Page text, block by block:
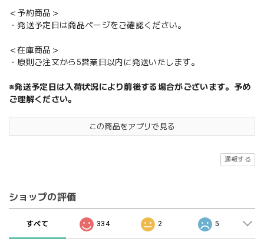
＜予約商品＞
・発送予定日は商品ページをご確認ください。
＜在庫商品＞
・原則ご注文から5営業日以内に発送いたします。
※発送予定日は入荷状況により前後する場合がございます。予め
ご理解ください。
この商品をアプリで見る
通報する
ショップの評価
すべて 334 2 5